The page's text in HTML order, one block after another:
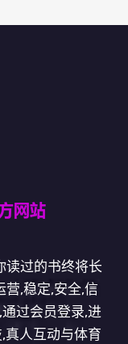
过的书终将长
,稳定,安全,信
过会员登录,进
真人互动与体育